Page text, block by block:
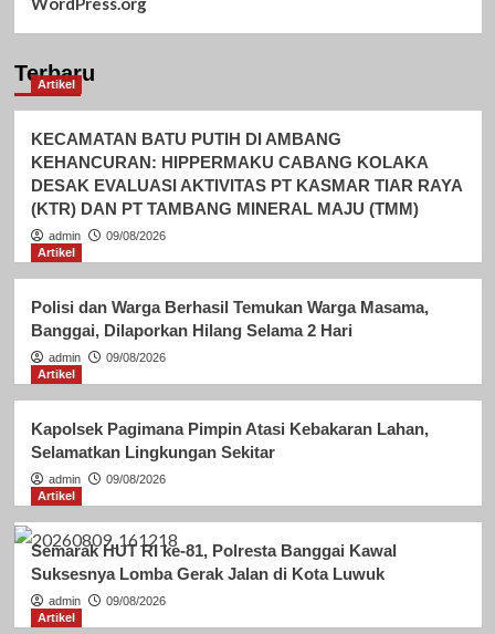
Terbaru
Artikel
KECAMATAN BATU PUTIH DI AMBANG
KEHANCURAN: HIPPERMAKU CABANG KOLAKA
DESAK EVALUASI AKTIVITAS PT KASMAR TIAR RAYA
(KTR) DAN PT TAMBANG MINERAL MAJU (TMM)
admin
09/08/2026
Artikel
Polisi dan Warga Berhasil Temukan Warga Masama,
Banggai, Dilaporkan Hilang Selama 2 Hari
admin
09/08/2026
Artikel
Kapolsek Pagimana Pimpin Atasi Kebakaran Lahan,
Selamatkan Lingkungan Sekitar
admin
09/08/2026
Artikel
Semarak HUT RI ke-81, Polresta Banggai Kawal
Suksesnya Lomba Gerak Jalan di Kota Luwuk
admin
09/08/2026
Artikel